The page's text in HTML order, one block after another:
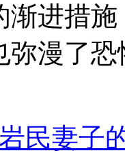
渐进措
弥漫了
民妻子